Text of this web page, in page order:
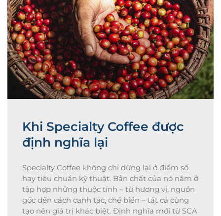
Khi Specialty Coffee được
định nghĩa lại
Specialty Coffee không chỉ dừng lại ở điểm số
hay tiêu chuẩn kỹ thuật. Bản chất của nó nằm ở
tập hợp những thuộc tính – từ hương vị, nguồn
gốc đến cách canh tác, chế biến – tất cả cùng
tạo nên giá trị khác biệt. Định nghĩa mới từ SCA